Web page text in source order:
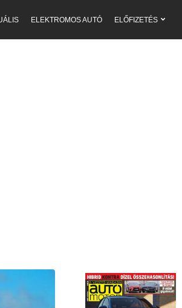
ELEKTROMOS AUTÓ ELŐFIZETÉS